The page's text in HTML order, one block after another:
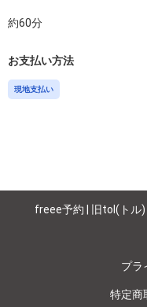
約60分
お支払い方法
現地支払い
freee予約 | 旧tol(トル
プラ
特定商